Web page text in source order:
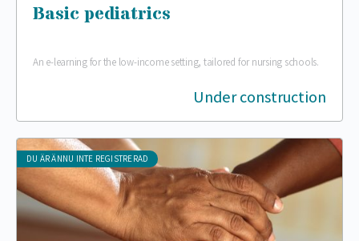
Basic pediatrics
An e-learning for the low-income setting, tailored for nursing schools.
Under construction
DU ÄR ÄNNU INTE REGISTRERAD